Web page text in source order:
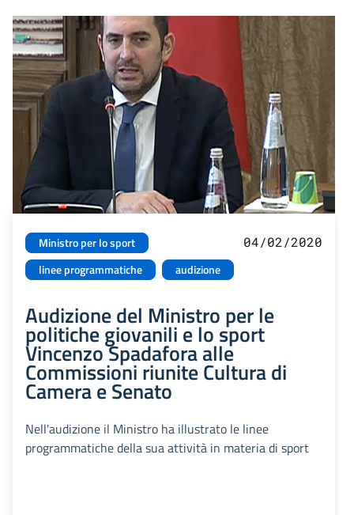
Ministro per lo sport
linee programmatiche
audizione
04/02/2020
Audizione del Ministro per le
politiche giovanili e lo sport
Vincenzo Spadafora alle
Commissioni riunite Cultura di
Camera e Senato
Nell'audizione il Ministro ha illustrato le linee
programmatiche della sua attività in materia di sport